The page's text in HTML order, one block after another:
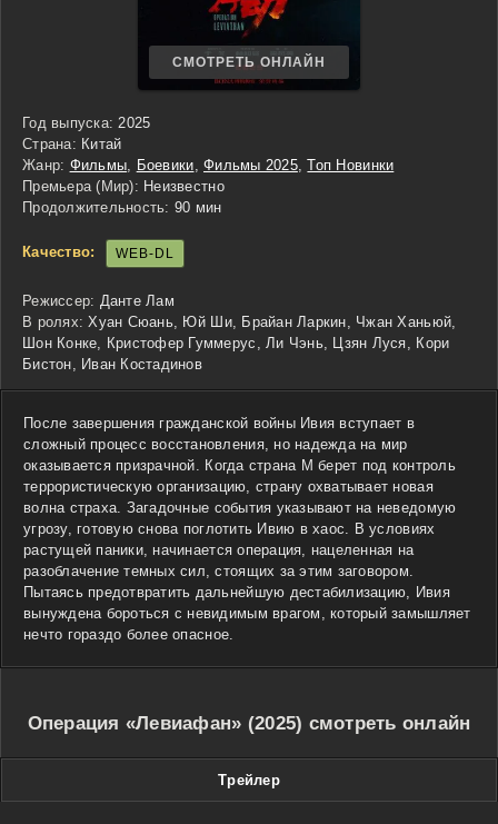
СМОТРЕТЬ ОНЛАЙН
Год выпуска: 2025
Страна: Китай
Жанр: Фильмы Боевики ,Фильмы 2025,Топ Новинки
Премьера (Мир): Неизвестно
Продолжительность: 90 мин
Качество: WEB-DL
Режиссер: Данте Лам
В ролях: Хуан Сюань, Юй Ши, Брайан Ларкин, Чжан Ханьюй,
Шон Конке, Кристофер Гуммерус, Ли Чэнь, Цзян Луся, Кори
Бистон, Иван Костадинов
После завершения гражданской войны Ивия вступает в
сложный процесс восстановления, но надежда на мир
оказывается призрачной. Когда страна М берет под контроль
террористическую организацию, страну охватывает новая
волна страха. Загадочные события указывают на неведомую
угрозу, готовую снова поглотить Ивию в хаос. В условиях
растущей паники, начинается операция, нацеленная на
разоблачение темных сил, стоящих за этим заговором.
Пытаясь предотвратить дальнейшую дестабилизацию, Ивия
вынуждена бороться с невидимым врагом, который замышляет
нечто гораздо более опасное.
Операция «Левиафан» (2025) смотреть онлайн
Трейлер